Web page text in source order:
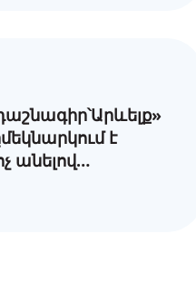
է
անելով